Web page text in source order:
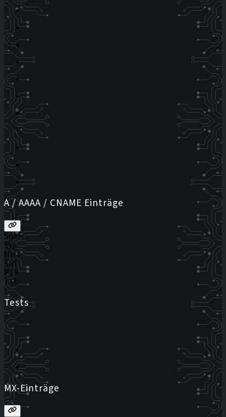
A / AAAA / CNAME Einträge
Status
Typ
Host
Ziel
PTR
TTL
Tests
MX-Einträge